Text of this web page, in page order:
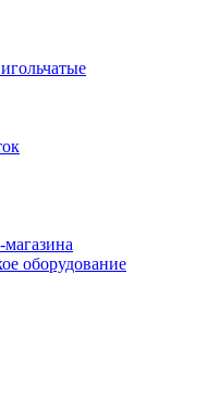
оборудование